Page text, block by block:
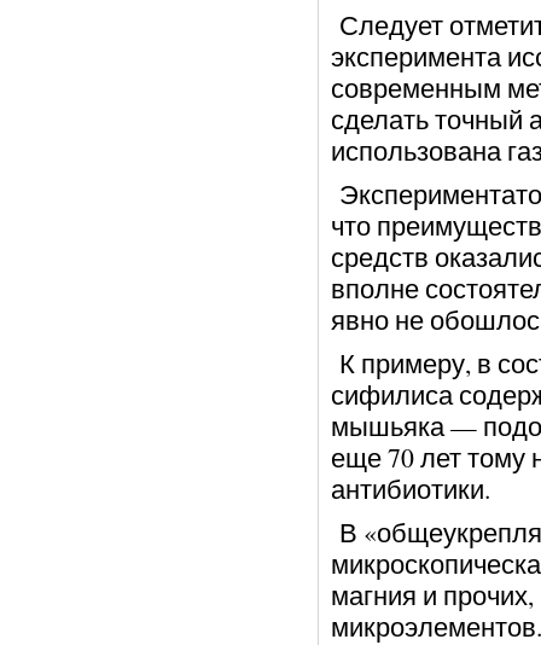
Следует
эксперимента
современным
сделать точный
использована
что
средств
вполне
явно не
К примеру, в
сифилиса
мышьяка —
еще 70 лет тому
антибиотики.
В
магния и
микроэлементов.